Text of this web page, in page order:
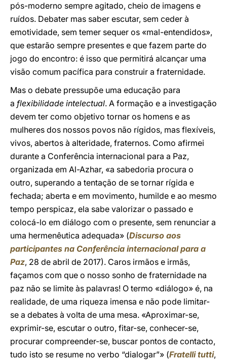
pós-moderno sempre agitado, cheio de imagens e
ruídos. Debater mas saber escutar, sem ceder à
emotividade, sem temer sequer os «mal-entendidos»,
que estarão sempre presentes e que fazem parte do
jogo do encontro: é isso que permitirá alcançar uma
visão comum pacífica para construir a fraternidade.
Mas o debate pressupõe uma educação para
a flexibilidade intelectual. A formação e a investigação
devem ter como objetivo tornar os homens e as
mulheres dos nossos povos não rígidos, mas flexíveis,
vivos, abertos à alteridade, fraternos. Como afirmei
durante a Conferência internacional para a Paz,
organizada em Al-Azhar, «a sabedoria procura o
outro, superando a tentação de se tornar rígida e
fechada; aberta e em movimento, humilde e ao mesmo
tempo perspicaz, ela sabe valorizar o passado e
colocá-lo em diálogo com o presente, sem renunciar a
uma hermenêutica adequada» (Discurso aos
participantes na Conferência internacional para a
Paz, 28 de abril de 2017). Caros irmãos e irmãs,
façamos com que o nosso sonho de fraternidade na
paz não se limite às palavras! O termo «diálogo» é, na
realidade, de uma riqueza imensa e não pode limitar-
se a debates à volta de uma mesa. «Aproximar-se,
exprimir-se, escutar o outro, fitar-se, conhecer-se,
procurar compreender-se, buscar pontos de contacto,
tudo isto se resume no verbo “dialogar”» (Fratelli tutti,